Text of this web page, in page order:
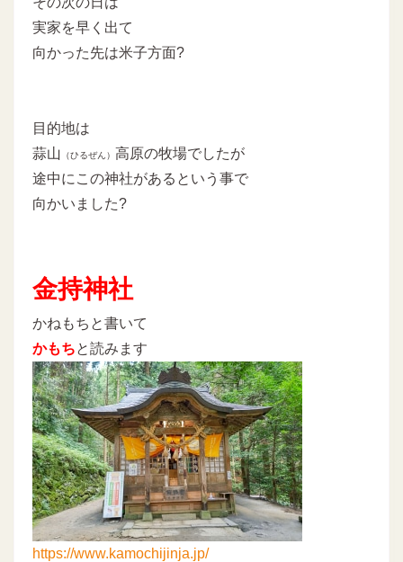
実家を早く出て
向かった先は米子方面?
目的地は
蒜山 （ひるぜん） 高原の牧場でしたが
途中にこの神社があるという事で
向かいました?
金持神社
かねもちと書いて
かもちと読みます
https://www.kamochijinja.jp/